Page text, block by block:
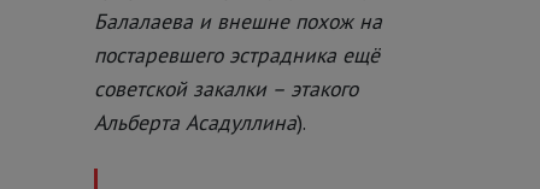
Балалаева и внешне похож на
постаревшего эстрадника ещё
советской закалки – этакого
Альберта Асадуллина).